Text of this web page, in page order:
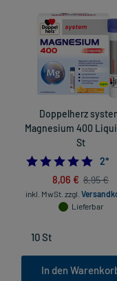
Doppelherz
Magnesium 400
St
5.0
2*
8,06 € 8,95 €
inkl. MwSt. zzgl.
Lieferbar
In den